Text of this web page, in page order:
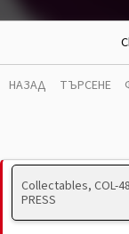
НАЗАД ТЪРСЕНЕ
Collectables, COL-
PRESS